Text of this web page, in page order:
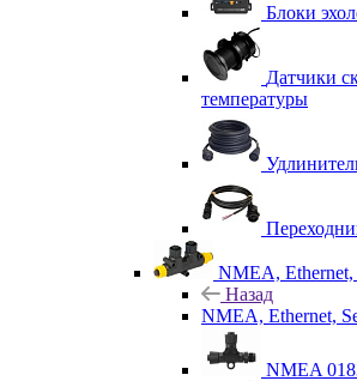
Блоки
Датчики
температуры
NMEA, Ethernet,
Назад
NMEA, Ethernet,
NMEA